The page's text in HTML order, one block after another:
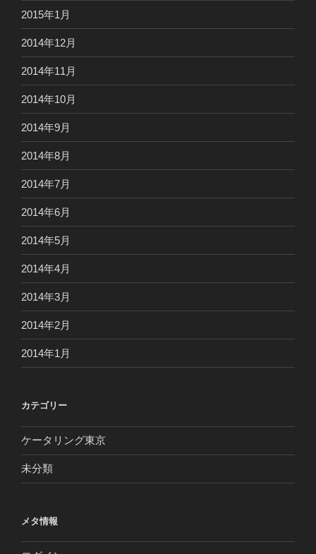
2015年1月
2014年12月
2014年11月
2014年10月
2014年9月
2014年8月
2014年7月
2014年6月
2014年5月
2014年4月
2014年3月
2014年2月
2014年1月
カテゴリー
ケータリング東京
未分類
メタ情報